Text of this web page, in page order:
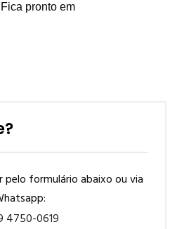
pronto em
pelo formulário abaixo ou via
4750-0619